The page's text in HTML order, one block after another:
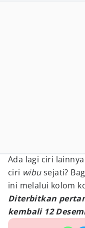
Ada lagi ciri
ciri wibusejati?
ini melalui kolom
Diterbitkan
kembali 12